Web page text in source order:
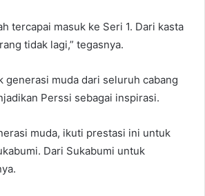
tercapai masuk ke Seri 1. Dari kasta
tidak lagi,” tegasnya.
generasi muda dari seluruh cabang
Perssi sebagai inspirasi.
muda, ikuti prestasi ini untuk
Dari Sukabumi untuk